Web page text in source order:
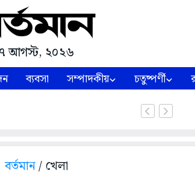
৭ আগস্ট, ২০২৬
ব্যবসা সম্পাদকীয় চতুষ্পর্ণী
বর্তমান/ খেলা